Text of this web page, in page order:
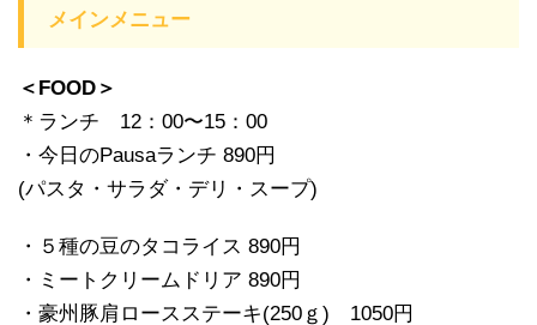
メインメニュー
＜FOOD＞
＊ランチ 12：00〜15：00
・今日のPausaランチ 890円
(パスタ・サラダ・デリ・スープ)
・５種の豆のタコライス 890円
・ミートクリームドリア 890円
・豪州豚肩ロースステーキ(250ｇ) 1050円